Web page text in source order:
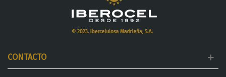
CONTACTO